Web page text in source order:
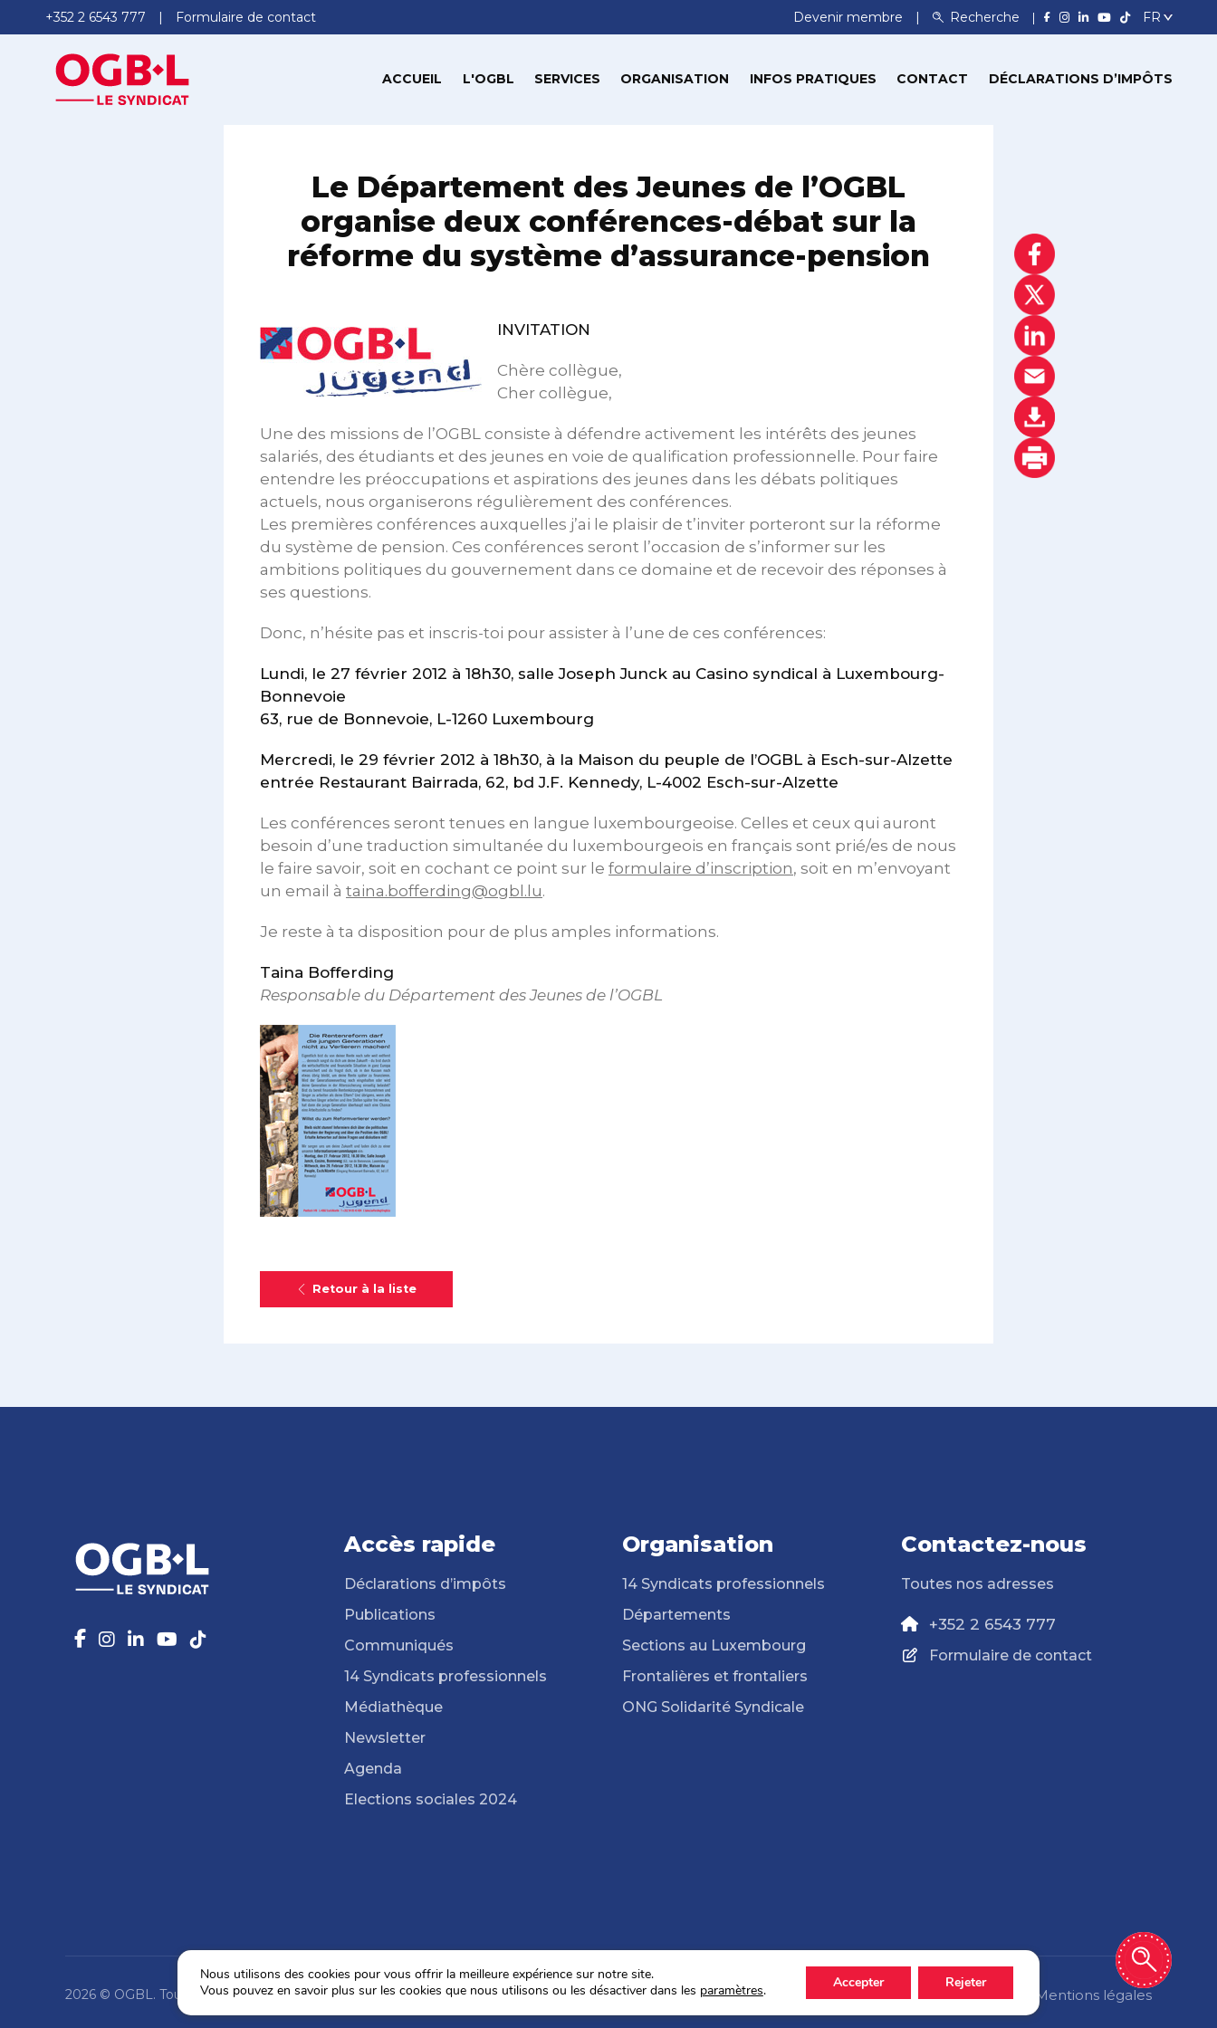
+352 2 6543 777 Formulaire de contact Devenir membre Recherche
ACCUEIL L'OGBL SERVICES ORGANISATION INFOS PRATIQUES CONTACT DÉCLARATIONS D’IMPÔTS
Le Département des Jeunes de l’OGBL
organise deux conférences-débat sur la
réforme du système d’assurance-pension
INVITATION
Chère collègue,
Cher collègue,
Une des missions de l’OGBL consiste à défendre activement les intérêts des jeunes
salariés, des étudiants et des jeunes en voie de qualification professionnelle. Pour faire
entendre les préoccupations et aspirations des jeunes dans les débats politiques
actuels, nous organiserons régulièrement des conférences.
Les premières conférences auxquelles j’ai le plaisir de t’inviter porteront sur la réforme
du système de pension. Ces conférences seront l’occasion de s’informer sur les
ambitions politiques du gouvernement dans ce domaine et de recevoir des réponses à
ses questions.
Donc, n’hésite pas et inscris-toi pour assister à l’une de ces conférences:
Lundi, le 27 février 2012 à 18h30, salle Joseph Junck au Casino syndical à Luxembourg-
Bonnevoie
63, rue de Bonnevoie, L-1260 Luxembourg
Mercredi, le 29 février 2012 à 18h30, à la Maison du peuple de l’OGBL à Esch-sur-Alzette
entrée Restaurant Bairrada, 62, bd J.F. Kennedy, L-4002 Esch-sur-Alzette
Les conférences seront tenues en langue luxembourgeoise. Celles et ceux qui auront
besoin d’une traduction simultanée du luxembourgeois en français sont prié/es de nous
le faire savoir, soit en cochant ce point sur le formulaire d’inscription, soit en m’envoyant
un email à taina.bofferding@ogbl.lu.
Je reste à ta disposition pour de plus amples informations.
Taina Bofferding
Responsable du Département des Jeunes de l’OGBL
Retour à la liste
Accès rapide
Déclarations d’impôts
Publications
Communiqués
14 Syndicats professionnels
Médiathèque
Newsletter
Agenda
Elections sociales 2024
Organisation
14 Syndicats professionnels
Départements
Sections au Luxembourg
Frontalières et frontaliers
ONG Solidarité Syndicale
Contactez-nous
Toutes nos adresses
+352 2 6543 777
Formulaire de contact
Politique de confidentialité Mentions légales
2026 © OGBL. Tous droits réservés.
Nous utilisons des cookies pour vous offrir la meilleure expérience sur notre site.
Vous pouvez en savoir plus sur les cookies que nous utilisons ou les désactiver dans les paramètres. Accepter Rejeter